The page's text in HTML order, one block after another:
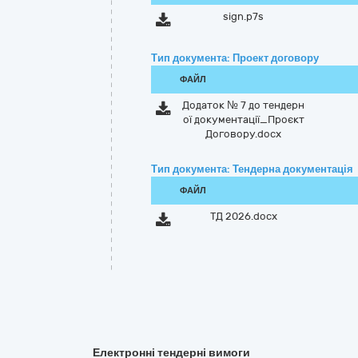
sign.p7s
Тип документа: Проект договору
ФАЙЛ
Додаток № 7 до тендерн
ої документації_Проєкт
Договору.docx
Тип документа: Тендерна документація
ФАЙЛ
ТД 2026.docx
Електронні тендерні вимоги